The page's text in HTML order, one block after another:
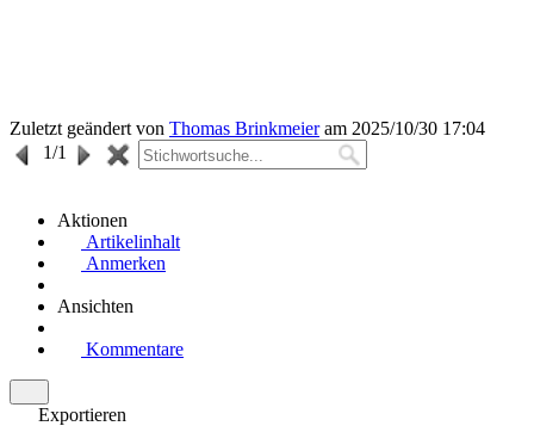
Zuletzt geändert von Thomas Brinkmeieram 2025/10/30 17:04
1/1
Aktionen
Artikelinhalt
Anmerken
Ansichten
Kommentare
Exportieren